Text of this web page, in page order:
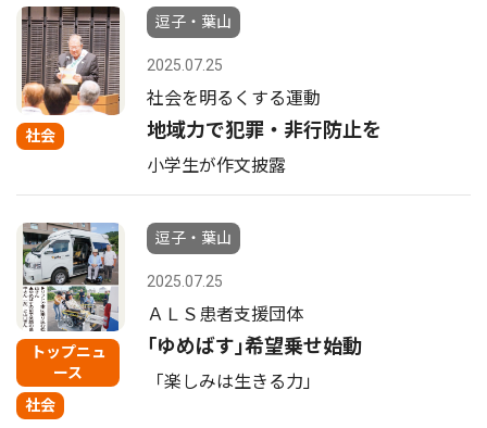
社会
逗子・葉山
2025.07.25
社会を明るくする運動
地域力で犯罪・非行防止を
小学生が作文披露
トップニュ
ース
社会
逗子・葉山
2025.07.25
ＡＬＳ患者支援団体
｢ゆめばす｣希望乗せ始動
「楽しみは生きる力」